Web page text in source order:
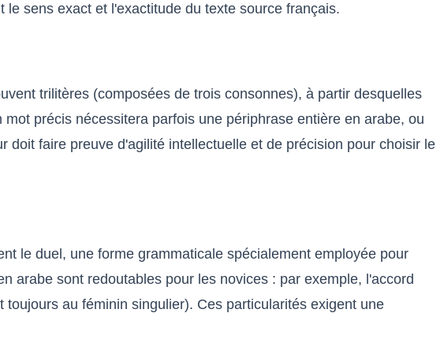
sens exact et l'exactitude du texte source français.
trilitères (composées de trois consonnes), à partir desquelles
précis nécessitera parfois une périphrase entière en arabe, ou
faire preuve d'agilité intellectuelle et de précision pour choisir le
le duel, une forme grammaticale spécialement employée pour
arabe sont redoutables pour les novices : par exemple, l'accord
au féminin singulier). Ces particularités exigent une